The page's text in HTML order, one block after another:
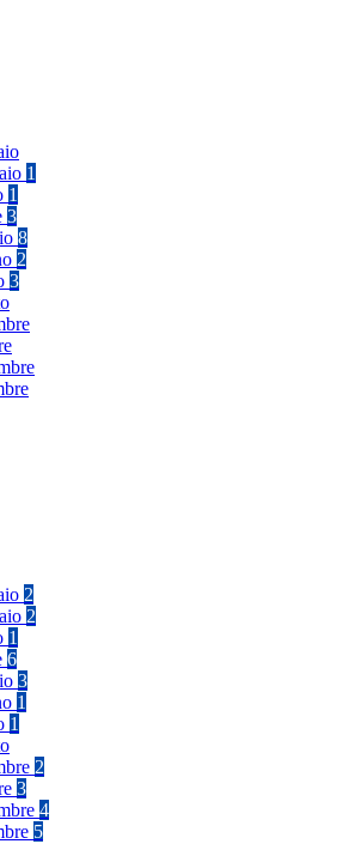
1
1
3
8
2
3
2
2
1
6
3
1
1
2
3
4
5